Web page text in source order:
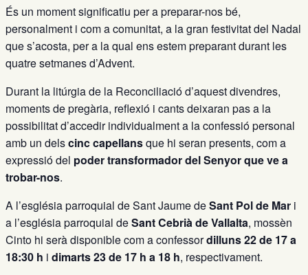
És un moment significatiu per a preparar-nos bé,
personalment i com a comunitat, a la gran festivitat del Nadal
que s’acosta, per a la qual ens estem preparant durant les
quatre setmanes d’Advent.
Durant la litúrgia de la Reconciliació d’aquest divendres,
moments de pregària, reflexió i cants deixaran pas a la
possibilitat d’accedir individualment a la confessió personal
amb un delscinc capellansque hi seran presents, com a
expressió del poder transformador del Senyor que ve a
trobar-nos.
A l’església parroquial de Sant Jaume deSant Pol de Mar i
a l’església parroquial deSant Cebrià de Vallalta, mossèn
Cinto hi serà disponible com a confessordilluns 22 de 17 a
18:30 h i dimarts 23 de 17 h a 18 h, respectivament.